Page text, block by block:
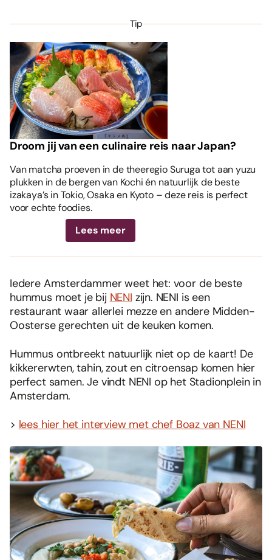
Tip
Droom jij van een culinaire reis naar Japan?
Van matcha proeven in de theeregio Suruga tot aan yuzu
plukken in de bergen van Kochi én natuurlijk de beste
izakaya’s in Tokio, Osaka en Kyoto – deze reis is perfect
voor echte foodies.
Lees meer
Iedere Amsterdammer weet het: voor de beste
hummus moet je bij NENI zijn. NENI is een
restaurant waar allerlei mezze en andere Midden-
Oosterse gerechten uit de keuken komen.
Hummus ontbreekt natuurlijk niet op de kaart! De
kikkererwten, tahin, zout en citroensap komen hier
perfect samen. Je vindt NENI op het Stadionplein in
Amsterdam.
> lees hier het interview met chef Boaz van NENI